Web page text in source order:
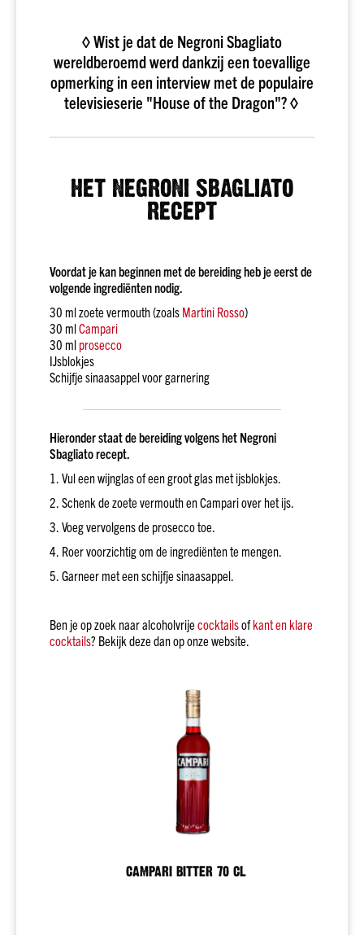
Alle
merken
Whisky
Soort
Malt
Blend
Alle
soorten
Ierland
Amerika
Alle
landen
Smaak
Fruitig
&
&
rokerig
Kruidig
&
&
rijk
€10
◊ Wist je dat de Negroni Sbagliato
wereldberoemd werd dankzij een toevallige
opmerking in een interview met de populaire
televisieserie "House of the Dragon"? ◊
HET NEGRONI SBAGLIATO
RECEPT
Voordat je kan beginnen met de bereiding heb je eerst de
volgende ingrediënten nodig.
30 ml zoete vermouth (zoals Martini Rosso)
30 mlCampari
30 ml prosecco
IJsblokjes
Schijfje sinaasappel voor garnering
Hieronder staat de bereiding volgens het Negroni
Sbagliato recept.
1. Vul een wijnglas of een groot glas met ijsblokjes.
2. Schenk de zoete vermouth en Campari over het ijs.
3. Voeg vervolgens de prosecco toe.
4. Roer voorzichtig om de ingrediënten te mengen.
5. Garneer met een schijfje sinaasappel.
Ben je op zoek naar alcoholvrijecocktailsofkant en klare
cocktails? Bekijk deze dan op onze website.
CAMPARI BITTER 70 CL